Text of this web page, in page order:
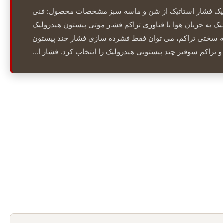
فشار استاتیک از شن و ماسه سبز مشخصات محصول: فنی
به جریان هوا با فناوری تراکم فشار موتی پیستون هیدرولیک
به سختی تراکم، می توان فقط فشرده سازی فشار چند پیستون
و تراکم سوقیز چند پیستونی هیدرولیک را انتخاب کرد. فشار ا...